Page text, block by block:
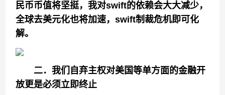
民币币值将坚挺，我对swift的依赖会大大减少，
全球去美元化也将加速，swift制裁危机即可化
解。
二．我们自弃主权对美国等单方面的金融开
放更是必须立即终止